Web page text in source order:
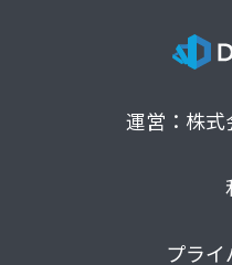
運営：株式
プラ